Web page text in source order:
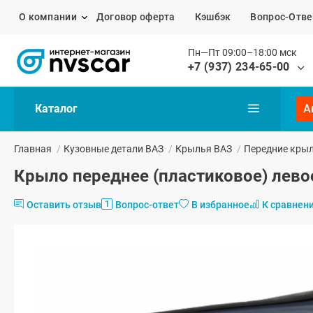
О компании Договор оферта Кэшбэк Вопрос-
Пн—Пт 09:00–18:00 мск
+7 (937) 234-65-00
Каталог
Главная / Кузовные детали ВАЗ / Крылья ВАЗ / Передние
Крыло переднее (пластиковое)
Оставить отзыв 1 Вопрос-ответ В избранное К